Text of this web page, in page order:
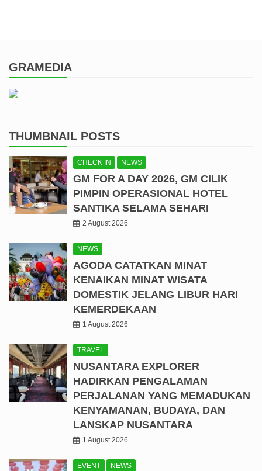
GRAMEDIA
THUMBNAIL POSTS
CHECK IN NEWS
GM FOR A DAY 2026, GM CILIK
PIMPIN OPERASIONAL HOTEL
SANTIKA SELAMA SEHARI
2 August 2026
NEWS
AGODA CATATKAN MINAT
KENAIKAN MINAT WISATA
DOMESTIK JELANG LIBUR HARI
KEMERDEKAAN
1 August 2026
TRAVEL
NUSANTARA EXPLORER
HADIRKAN PENGALAMAN
PERJALANAN YANG MEMADUKAN
KENYAMANAN, BUDAYA, DAN
LANSKAP NUSANTARA
1 August 2026
EVENT NEWS